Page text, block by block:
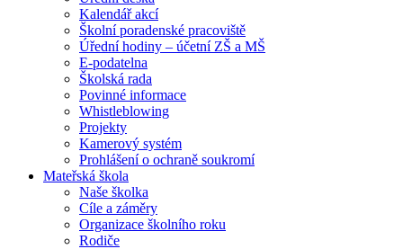
Kalendář akcí
Školní poradenské pracoviště
Úřední hodiny – účetní ZŠ a MŠ
E-podatelna
Školská rada
Povinné informace
Whistleblowing
Projekty
Kamerový systém
Prohlášení o ochraně soukromí
Mateřská škola
Naše školka
Cíle a záměry
Organizace školního roku
Rodiče